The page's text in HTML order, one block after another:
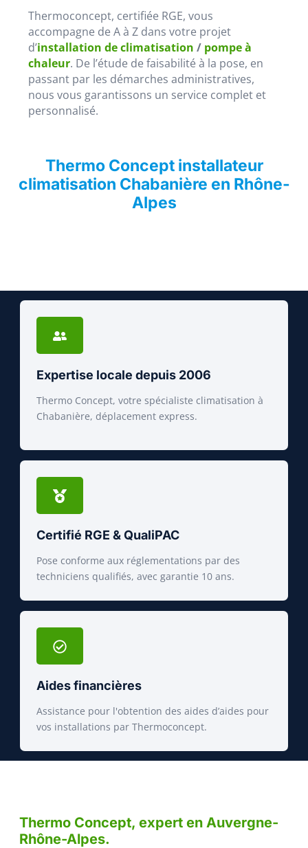
Thermoconcept, certifiée RGE, vous
accompagne de A à Z dans votre projet
d’installation de climatisation / pompe à
chaleur. De l’étude de faisabilité à la pose, en
passant par les démarches administratives,
nous vous garantissons un service complet et
personnalisé.
Thermo Concept installateur
climatisation Chabanière en Rhône-
Alpes
Expertise locale depuis 2006
Thermo Concept, votre spécialiste climatisation à
Chabanière, déplacement express.
Certifié RGE & QualiPAC
Pose conforme aux réglementations par des
techniciens qualifiés, avec garantie 10 ans.
Aides financières
Assistance pour l'obtention des aides d’aides pour
vos installations par Thermoconcept.
Thermo Concept, expert en Auvergne-
Rhône-Alpes.